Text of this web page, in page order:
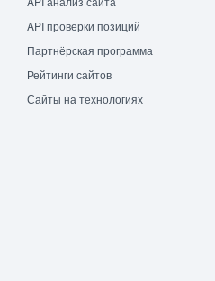
API проверки позиций
Партнёрская программа
Рейтинги сайтов
Сайты на технологиях